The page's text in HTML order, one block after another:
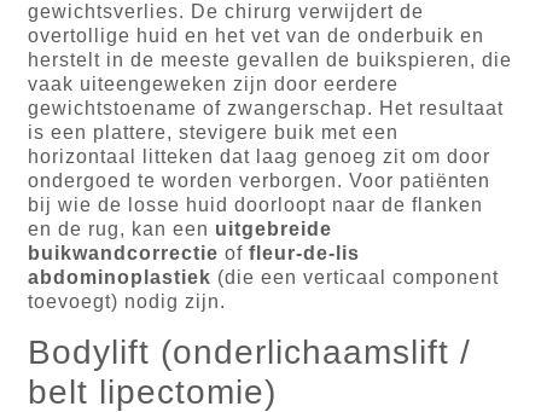
gewichtsverlies. De chirurg verwijdert de
overtollige huid en het vet van de onderbuik en
herstelt in de meeste gevallen de buikspieren, die
vaak uiteengeweken zijn door eerdere
gewichtstoename of zwangerschap. Het resultaat
is een plattere, stevigere buik met een
horizontaal litteken dat laag genoeg zit om door
ondergoed te worden verborgen. Voor patiënten
bij wie de losse huid doorloopt naar de flanken
en de rug, kan een uitgebreide
buikwandcorrectie offleur-de-lis
abdominoplastiek (die een verticaal component
toevoegt) nodig zijn.
Bodylift (onderlichaamslift /
belt lipectomie)